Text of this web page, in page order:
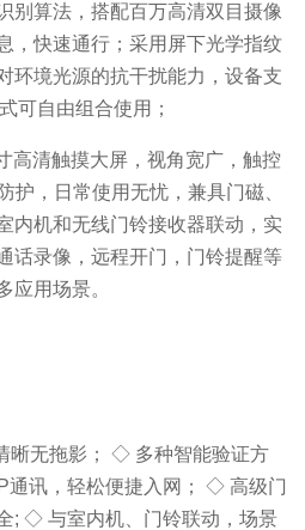
别算法，搭配百万高清双目摄像
，快速通行；采用屏下光学指纹
环境光源的抗干扰能力，设备支
可自由组合使用；
高清触摸大屏，视角宽广，触控
护，日常使用无忧，兼具门磁、
内机和无线门铃接收器联动，实
话录像，远程开门，门铃提醒等
应用场景。
晰无拖影； ◇ 多种智能验证方
讯，轻松便捷入网； ◇ 高级门
; ◇ 与室内机、门铃联动，场景